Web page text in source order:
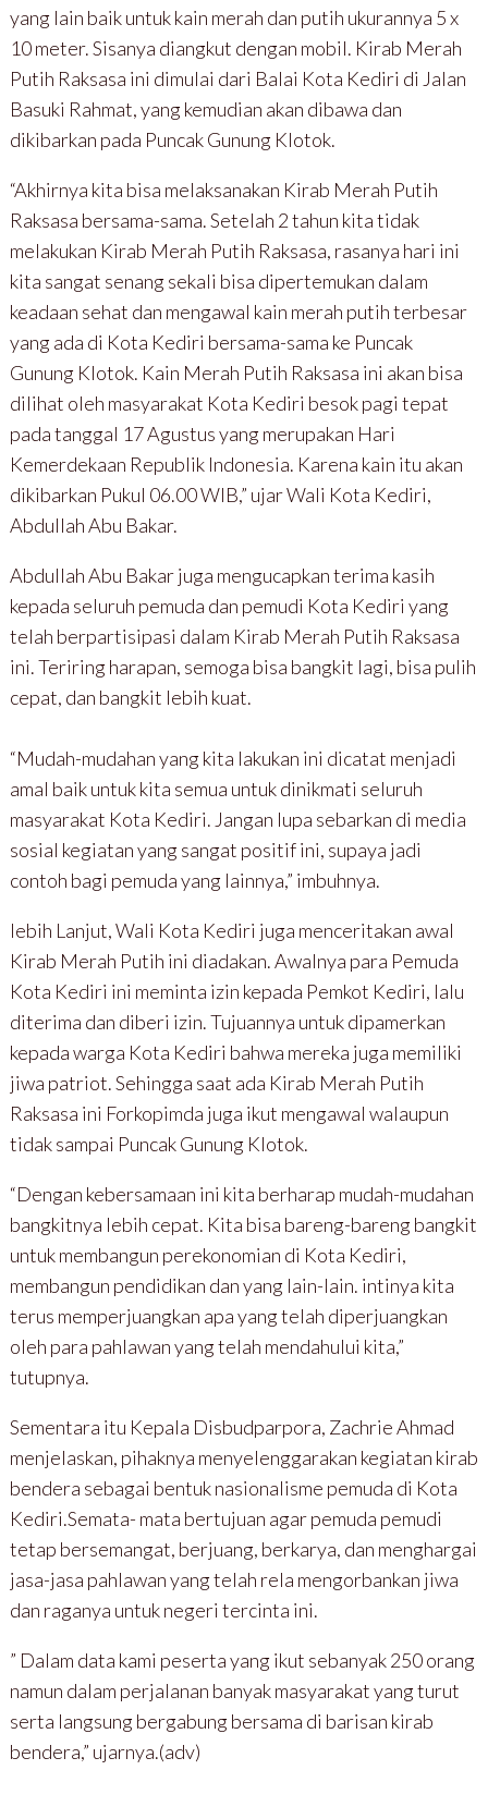
yang lain baik untuk kain merah dan putih ukurannya 5 x
10 meter. Sisanya diangkut dengan mobil. Kirab Merah
Putih Raksasa ini dimulai dari Balai Kota Kediri di Jalan
Basuki Rahmat, yang kemudian akan dibawa dan
dikibarkan pada Puncak Gunung Klotok.
“Akhirnya kita bisa melaksanakan Kirab Merah Putih
Raksasa bersama-sama. Setelah 2 tahun kita tidak
melakukan Kirab Merah Putih Raksasa, rasanya hari ini
kita sangat senang sekali bisa dipertemukan dalam
keadaan sehat dan mengawal kain merah putih terbesar
yang ada di Kota Kediri bersama-sama ke Puncak
Gunung Klotok. Kain Merah Putih Raksasa ini akan bisa
dilihat oleh masyarakat Kota Kediri besok pagi tepat
pada tanggal 17 Agustus yang merupakan Hari
Kemerdekaan Republik Indonesia. Karena kain itu akan
dikibarkan Pukul 06.00 WIB,” ujar Wali Kota Kediri,
Abdullah Abu Bakar.
Abdullah Abu Bakar juga mengucapkan terima kasih
kepada seluruh pemuda dan pemudi Kota Kediri yang
telah berpartisipasi dalam Kirab Merah Putih Raksasa
ini. Teriring harapan, semoga bisa bangkit lagi, bisa pulih
cepat, dan bangkit lebih kuat.
“Mudah-mudahan yang kita lakukan ini dicatat menjadi
amal baik untuk kita semua untuk dinikmati seluruh
masyarakat Kota Kediri. Jangan lupa sebarkan di media
sosial kegiatan yang sangat positif ini, supaya jadi
contoh bagi pemuda yang lainnya,” imbuhnya.
lebih Lanjut, Wali Kota Kediri juga menceritakan awal
Kirab Merah Putih ini diadakan. Awalnya para Pemuda
Kota Kediri ini meminta izin kepada Pemkot Kediri, lalu
diterima dan diberi izin. Tujuannya untuk dipamerkan
kepada warga Kota Kediri bahwa mereka juga memiliki
jiwa patriot. Sehingga saat ada Kirab Merah Putih
Raksasa ini Forkopimda juga ikut mengawal walaupun
tidak sampai Puncak Gunung Klotok.
“Dengan kebersamaan ini kita berharap mudah-mudahan
bangkitnya lebih cepat. Kita bisa bareng-bareng bangkit
untuk membangun perekonomian di Kota Kediri,
membangun pendidikan dan yang lain-lain. intinya kita
terus memperjuangkan apa yang telah diperjuangkan
oleh para pahlawan yang telah mendahului kita,”
tutupnya.
Sementara itu Kepala Disbudparpora, Zachrie Ahmad
menjelaskan, pihaknya menyelenggarakan kegiatan kirab
bendera sebagai bentuk nasionalisme pemuda di Kota
Kediri.Semata- mata bertujuan agar pemuda pemudi
tetap bersemangat, berjuang, berkarya, dan menghargai
jasa-jasa pahlawan yang telah rela mengorbankan jiwa
dan raganya untuk negeri tercinta ini.
” Dalam data kami peserta yang ikut sebanyak 250 orang
namun dalam perjalanan banyak masyarakat yang turut
serta langsung bergabung bersama di barisan kirab
bendera,” ujarnya.(adv)